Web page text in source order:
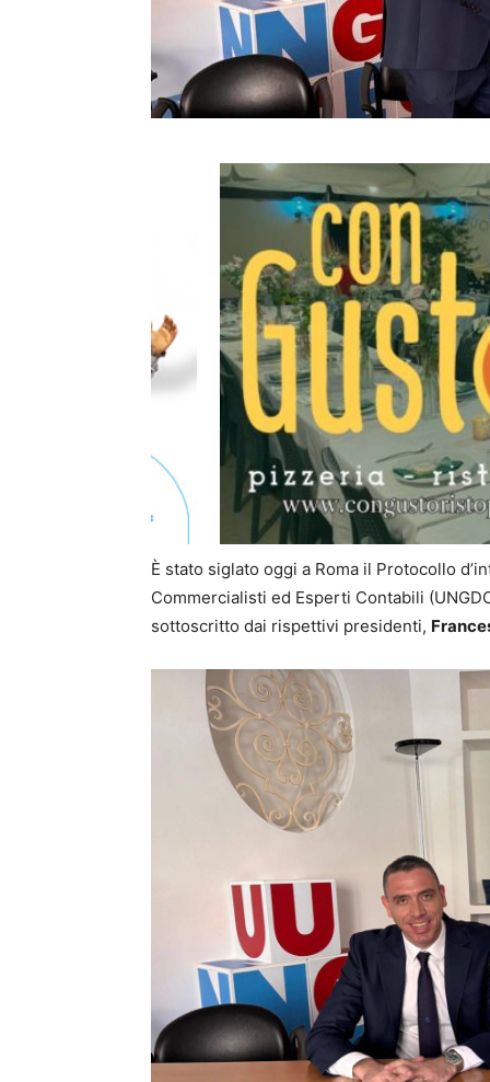
È stato siglato oggi a Roma il Protocollo
Commercialisti ed Esperti Contabili
sottoscritto dai rispettivi presidenti,